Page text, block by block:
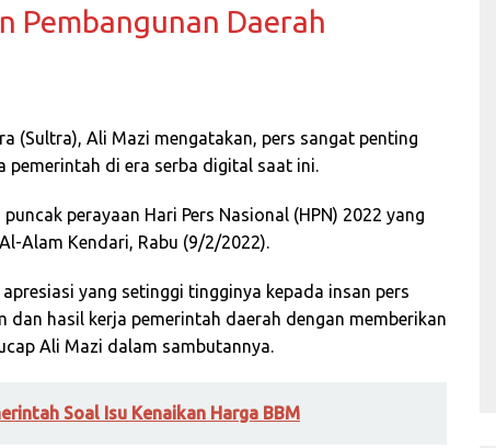
Pembangunan Daerah
(Sultra), Ali Mazi mengatakan, pers sangat penting
pemerintah di era serba digital saat ini.
perayaan Hari Pers Nasional (HPN) 2022 yang
Alam Kendari, Rabu (9/2/2022).
yang setinggi tingginya kepada insan pers
hasil kerja pemerintah daerah dengan memberikan
Ali Mazi dalam sambutannya.
Soal Isu Kenaikan Harga BBM